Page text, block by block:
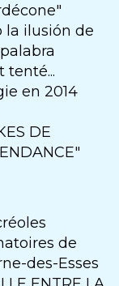
la ilusión de
tenté...
en 2014
DE
de
des-Esses